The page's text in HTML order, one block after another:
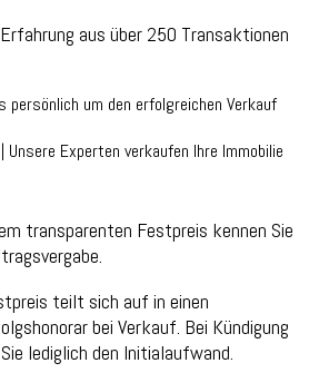
aus über 250 Transaktionen
persönlich um den erfolgreichen Verkauf
| Unsere Experten verkaufen Ihre Immobilie
transparenten Festpreis kennen Sie
teilt sich auf in einen
bei Verkauf. Bei Kündigung
lediglich den Initialaufwand.